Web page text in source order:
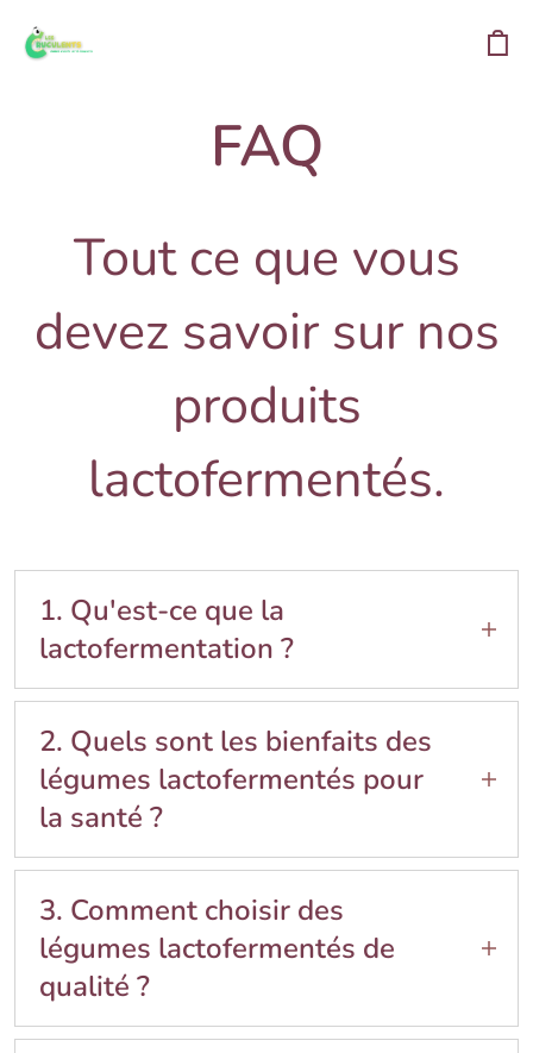
FAQ
Tout ce que vous
devez savoir sur nos
produits
lactofermentés.
1. Qu'est-ce que la
lactofermentation ?
La lactofermentation est un processus de
conservation des légumes dans de l'eau salée,
créant ainsi des probiotiques bénéfiques pour la
santé.
2. Quels sont les bienfaits des
légumes lactofermentés pour
la santé ?
Les légumes lactofermentés sont riches en
probiotiques, enzymes et vitamines, favorisant
une meilleure digestion et renforçant le
système immunitaire.
3. Comment choisir des
légumes lactofermentés de
qualité ?
Optez pour des produits issus de l'agriculture